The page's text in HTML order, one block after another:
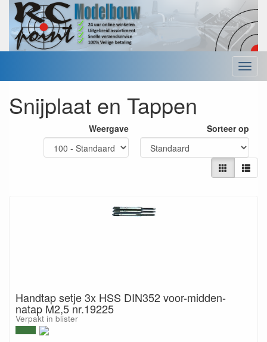
Menu
Snijplaat en Tappen
Weergave Sorteer op
Handtap setje 3x HSS DIN352 voor-midden-
natap M2,5 nr.19225
Verpakt in blister